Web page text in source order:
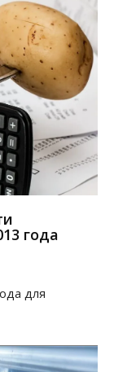
года
для